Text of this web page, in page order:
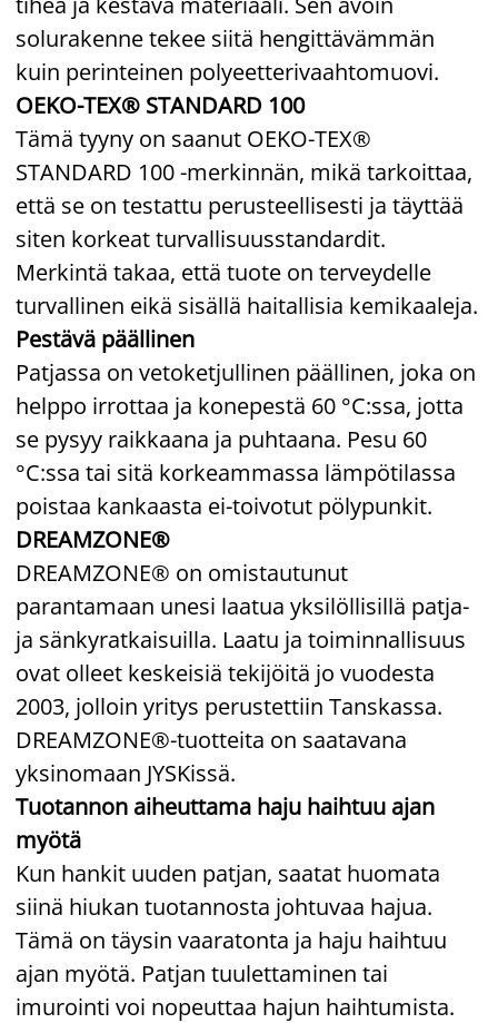
solurakenne tekee siitä hengittävämmän
kuin perinteinen polyeetterivaahtomuovi.
OEKO-TEX® STANDARD 100
Tämä tyyny on saanut OEKO-TEX®
STANDARD 100 -merkinnän, mikä tarkoittaa,
että se on testattu perusteellisesti ja täyttää
siten korkeat turvallisuusstandardit.
Merkintä takaa, että tuote on terveydelle
turvallinen eikä sisällä haitallisia kemikaaleja.
Pestävä päällinen
Patjassa on vetoketjullinen päällinen, joka on
helppo irrottaa ja konepestä 60 °C:ssa, jotta
se pysyy raikkaana ja puhtaana. Pesu 60
°C:ssa tai sitä korkeammassa lämpötilassa
poistaa kankaasta ei-toivotut pölypunkit.
DREAMZONE®
DREAMZONE® on omistautunut
parantamaan unesi laatua yksilöllisillä patja-
ja sänkyratkaisuilla. Laatu ja toiminnallisuus
ovat olleet keskeisiä tekijöitä jo vuodesta
2003, jolloin yritys perustettiin Tanskassa.
DREAMZONE®-tuotteita on saatavana
yksinomaan JYSKissä.
Tuotannon aiheuttama haju haihtuu ajan
myötä
Kun hankit uuden patjan, saatat huomata
siinä hiukan tuotannosta johtuvaa hajua.
Tämä on täysin vaaratonta ja haju haihtuu
ajan myötä. Patjan tuulettaminen tai
imurointi voi nopeuttaa hajun haihtumista.